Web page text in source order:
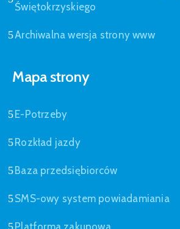
Świętokrzyskiego
Archiwalna wersja strony www
Mapa strony
E-Potrzeby
Rozkład jazdy
Baza przedsiębiorców
SMS-owy system powiadamiania